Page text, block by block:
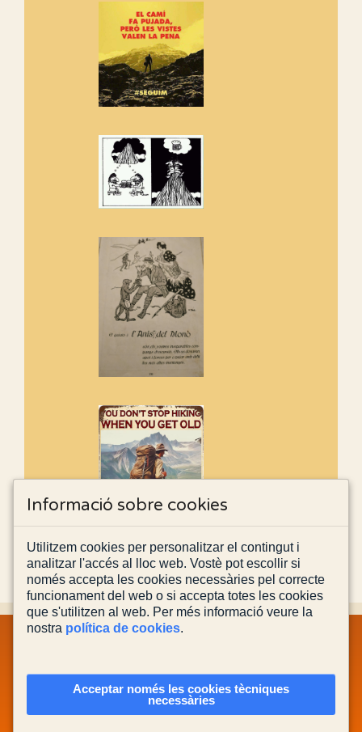
adhereix-te al manifest!
Rebem un diploma dels
Amics de Sant Aniol d'Aguja
Els Centpeus estem implicats
de l'entorn de Sant Aniol
POLÍTICA DE COOKIES
CONTACTA'NS
Informació sobre cookies
Utilitzem cookies per personalitzar el contingut i
analitzar l'accés al lloc web. Vostè pot escollir si
només accepta les cookies necessàries pel correcte
funcionament del web o si accepta totes les cookies
que s'utilitzen al web. Per més informació veure la
nostra política de cookies.
Acceptar només les cookies tècniques
necessàries